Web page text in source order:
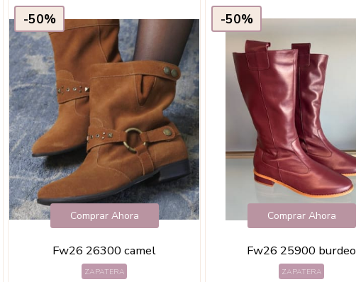
-50%
Comprar Ahora
Fw26 26300 camel
ZAPATERA
-50%
Comprar Ahora
Fw26 25900 burdeo
ZAPATERA